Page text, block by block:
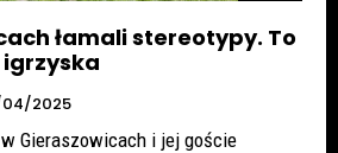
łamali stereotypy. To
igrzyska
2025
w Gieraszowicach i jej goście